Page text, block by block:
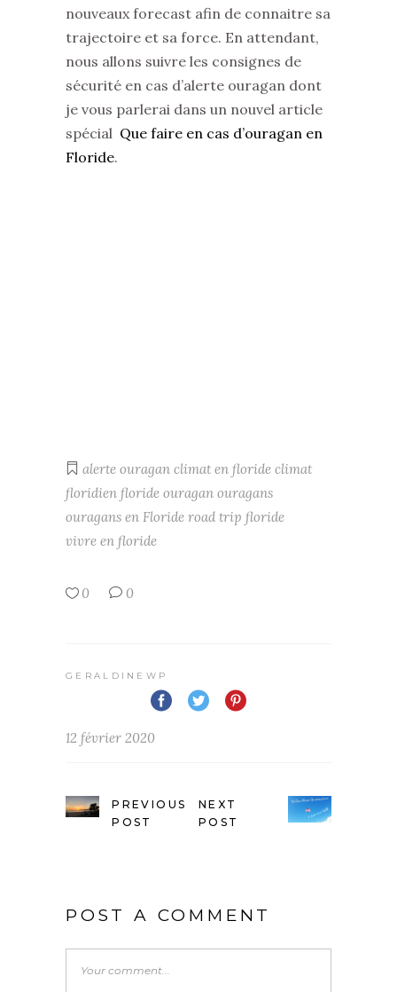
nouveaux forecast afin de connaitre sa
trajectoire et sa force. En attendant,
nous allons suivre les consignes de
sécurité en cas d’alerte ouragan dont
je vous parlerai dans un nouvel article
spécial Que faire en cas d’ouragan en
Floride.
alerte ouragan climat en floride climat
floridien floride ouragan ouragans
ouragans en Floride road trip floride
vivre en floride
0 0
GERALDINEWP
12 février 2020
PREVIOUS
POST
NEXT
POST
POST A COMMENT